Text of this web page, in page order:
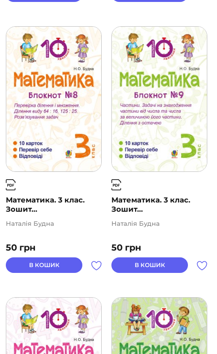
Математика. 3 клас.
Зошит...
50 грн
Наталія Будна
В КОШИК
Математика. 3 клас.
Зошит...
50 грн
Наталія Будна
В КОШИК